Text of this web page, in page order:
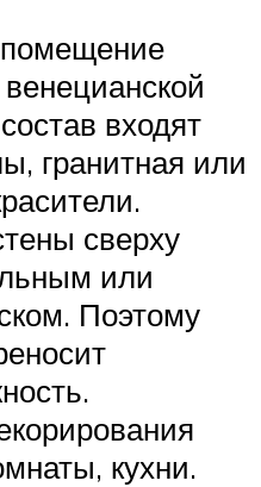
входят
гранитная или
сверху
или
Поэтому
кухни.